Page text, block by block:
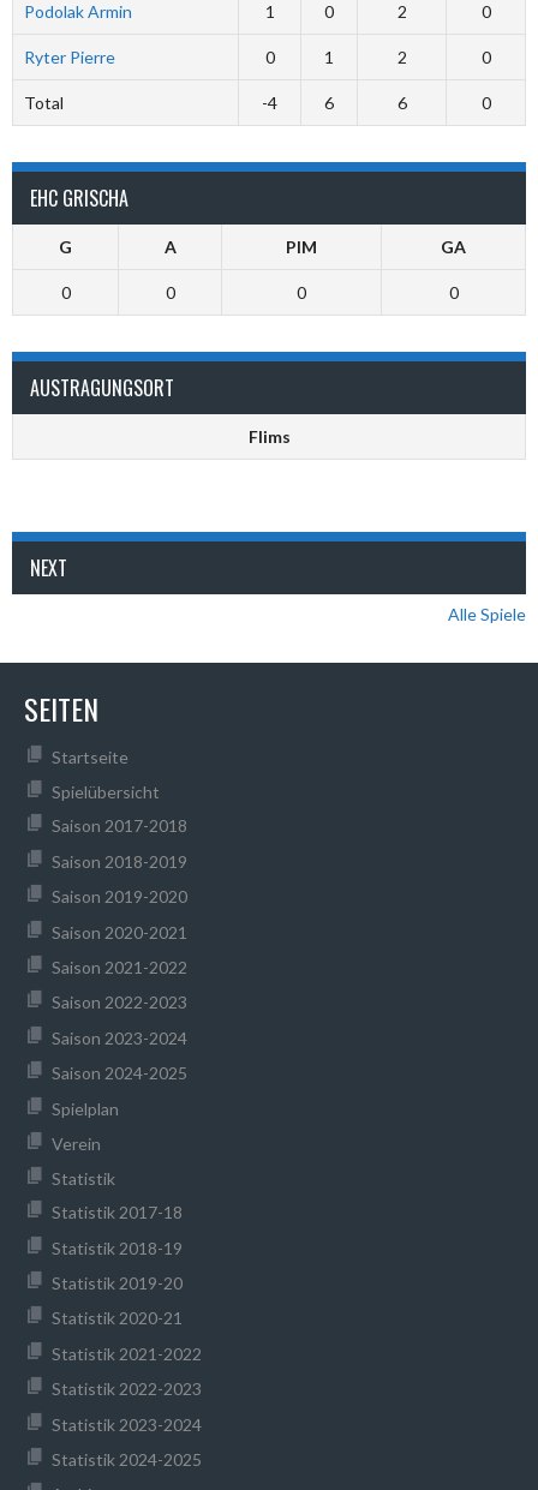
Podolak Armin 1 0 2 0
Ryter Pierre 0 1 2 0
Total -4 6 6 0
EHC GRISCHA
G A PIM GA
0 0 0 0
AUSTRAGUNGSORT
Flims
NEXT
Alle Spiele
SEITEN
Startseite
Spielübersicht
Saison 2017-2018
Saison 2018-2019
Saison 2019-2020
Saison 2020-2021
Saison 2021-2022
Saison 2022-2023
Saison 2023-2024
Saison 2024-2025
Spielplan
Verein
Statistik
Statistik 2017-18
Statistik 2018-19
Statistik 2019-20
Statistik 2020-21
Statistik 2021-2022
Statistik 2022-2023
Statistik 2023-2024
Statistik 2024-2025